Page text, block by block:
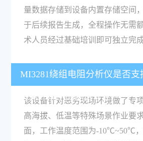
量数据存储到设备内置存储空间
于后续报告生成，全程操作无需
术人员经过基础培训即可独立完成
MI3281绕组电阻分析仪是否
恶劣环境下的测试作业？
该设备针对恶劣现场环境做了专
高海拔、低温等特殊场景作业要
面，工作温度范围为-10℃~50℃